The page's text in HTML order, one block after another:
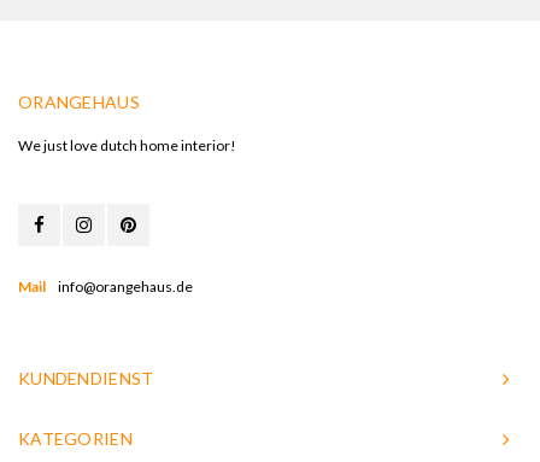
ORANGEHAUS
We just love dutch home interior!
Mail info@orangehaus.de
KUNDENDIENST
KATEGORIEN